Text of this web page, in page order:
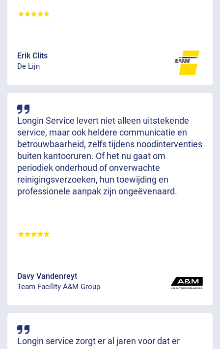
Erik Clits
De Lijn
Longin Service levert niet alleen uitstekende
service, maar ook heldere communicatie en
betrouwbaarheid, zelfs tijdens noodinterventies
buiten kantooruren. Of het nu gaat om
periodiek onderhoud of onverwachte
reinigingsverzoeken, hun toewijding en
professionele aanpak zijn ongeëvenaard.
Davy Vandenreyt
Team Facility A&M Group
Longin service zorgt er al jaren voor dat er